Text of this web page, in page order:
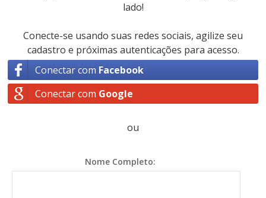
lado!
Conecte-se usando suas redes sociais, agilize seu
cadastro e próximas autenticações para acesso.
Conectar com Facebook
Conectar com Google
ou
Nome Completo: